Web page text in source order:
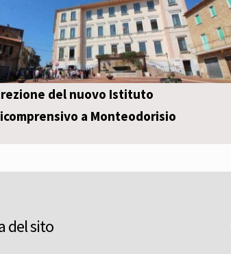
del nuovo Istituto
a Monteodorisio
del sito